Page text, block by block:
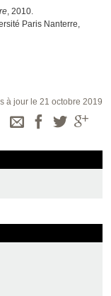
, 2010.
Paris Nanterre,
à jour le 21 octobre 2019